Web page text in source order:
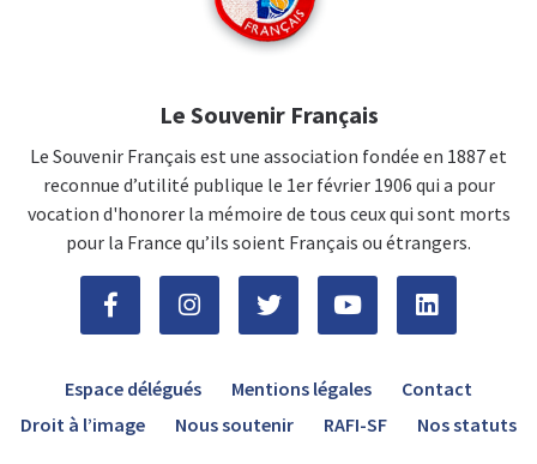
Le Souvenir Français
Le Souvenir Français est une association fondée en 1887 et
reconnue d’utilité publique le 1er février 1906 qui a pour
vocation d'honorer la mémoire de tous ceux qui sont morts
pour la France qu’ils soient Français ou étrangers.
Espace délégués Mentions légales
Contact
Droit à l’image
Nous soutenir RAFI-SF Nos statuts